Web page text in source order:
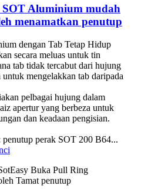
SOT Aluminium mudah
menamatkan penutup
dengan Tab Tetap Hidup
secara meluas untuk tin
tab tidak tercabut dari hujung
untuk mengelakkan tab daripada
pelbagai hujung dalam
apertur yang berbeza untuk
dan keadaan pengisian.
penutup perak SOT 200 B64...